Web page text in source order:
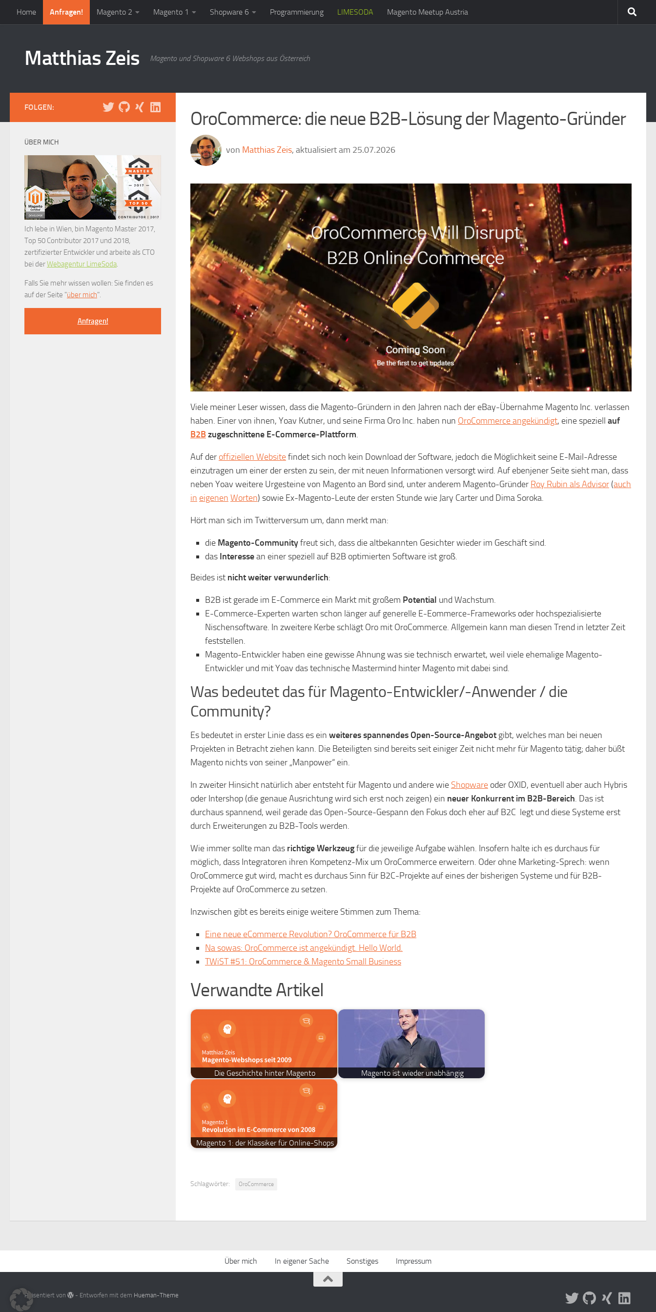
Zum Inhalt springen
Home Anfragen! Magento 2 Magento 1 Shopware 6 Programmierung LIMESODA Magento Meetup Austria
Matthias Zeis Magento und Shopware 6 Webshops aus Österreich
OroCommerce: die neue B2B-Lösung der Magento-Gründer
von Matthias Zeis, aktualisiert am 25.07.2026
Viele meiner Leser wissen, dass die Magento-Gründern in den Jahren nach der eBay-Übernahme Magento Inc. verlassen
haben. Einer von ihnen, Yoav Kutner, und seine Firma Oro Inc. haben nun OroCommerce angekündigt, eine speziell auf
B2Bzugeschnittene E-Commerce-Plattform.
Auf der offiziellen Websitefindet sich noch kein Download der Software, jedoch die Möglichkeit seine E-Mail-Adresse
einzutragen um einer der ersten zu sein, der mit neuen Informationen versorgt wird. Auf ebenjener Seite sieht man, dass
neben Yoav weitere Urgesteine von Magento an Bord sind, unter anderem Magento-Gründer Roy Rubin als Advisor (auch
in eigenen Worten) sowie Ex-Magento-Leute der ersten Stunde wie Jary Carter und Dima Soroka.
Hört man sich im Twitterversum um, dann merkt man:
die Magento-Communityfreut sich, dass die altbekannten Gesichter wieder im Geschäft sind.
das Interessean einer speziell auf B2B optimierten Software ist groß.
Beides ist nicht weiter verwunderlich:
B2B ist gerade im E-Commerce ein Markt mit großem Potential und Wachstum.
E-Commerce-Experten warten schon länger auf generelle E-Eommerce-Frameworks oder hochspezialisierte
Nischensoftware. In zweitere Kerbe schlägt Oro mit OroCommerce. Allgemein kann man diesen Trend in letzter Zeit
feststellen.
Magento-Entwickler haben eine gewisse Ahnung was sie technisch erwartet, weil viele ehemalige Magento-
Entwickler und mit Yoav das technische Mastermind hinter Magento mit dabei sind.
Was bedeutet das für Magento-Entwickler/-Anwender / die
Community?
Es bedeutet in erster Linie dass es ein weiteres spannendes Open-Source-Angebot gibt, welches man bei neuen
Projekten in Betracht ziehen kann. Die Beteiligten sind bereits seit einiger Zeit nicht mehr für Magento tätig; daher büßt
Magento nichts von seiner „Manpower“ ein.
In zweiter Hinsicht natürlich aber entsteht für Magento und andere wie Shopware oder OXID, eventuell aber auch Hybris
oder Intershop (die genaue Ausrichtung wird sich erst noch zeigen) ein neuer Konkurrent im B2B-Bereich. Das ist
durchaus spannend, weil gerade das Open-Source-Gespann den Fokus doch eher auf B2C legt und diese Systeme erst
durch Erweiterungen zu B2B-Tools werden.
Wie immer sollte man das richtige Werkzeugfür die jeweilige Aufgabe wählen. Insofern halte ich es durchaus für
möglich, dass Integratoren ihren Kompetenz-Mix um OroCommerce erweitern. Oder ohne Marketing-Sprech: wenn
OroCommerce gut wird, macht es durchaus Sinn für B2C-Projekte auf eines der bisherigen Systeme und für B2B-
Projekte auf OroCommerce zu setzen.
Inzwischen gibt es bereits einige weitere Stimmen zum Thema:
Eine neue eCommerce Revolution? OroCommerce für B2B
Na sowas: OroCommerce ist angekündigt. Hello World.
TWiST #51: OroCommerce & Magento Small Business
Verwandte Artikel
Die Geschichte hinter Magento Magento ist wieder unabhängig
Magento 1: der Klassiker für Online-Shops
Schlagwörter: OroCommerce
FOLGEN:
ÜBER MICH
Ich lebe in Wien, bin Magento Master 2017,
Top 50 Contributor 2017 und 2018,
zertifizierter Entwickler und arbeite als CTO
bei derWebagentur LimeSoda.
Falls Sie mehr wissen wollen: Sie finden es
auf der Seite "über mich".
Anfragen!
Über mich In eigener Sache Sonstiges Impressum
Präsentiert von - Entworfen mit dem Hueman-Theme